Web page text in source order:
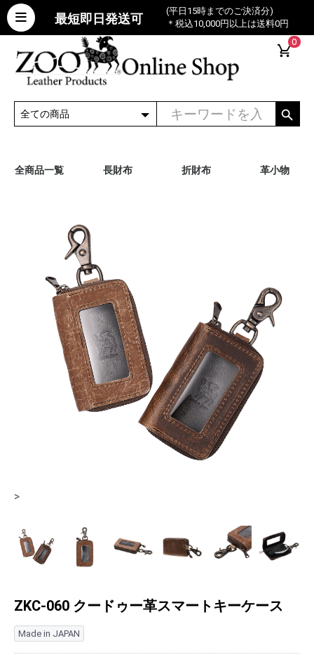
最短即日発送可
(平日15時までのご決済分)
＊税込10,000円以上は送料0円
0
全商品一覧 長財布 折財布 革小物
>
ZKC-060 クードゥー革スマートキーケース
Made in JAPAN